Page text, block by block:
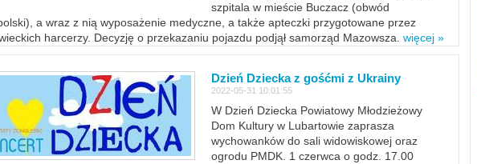
szpitala w mieście Buczacz (obwód
a wraz z nią wyposażenie medyczne, a także apteczki przygotowane przez
harcerzy. Decyzję o przekazaniu pojazdu podjął samorząd Mazowsza. więcej »
Dzień Dziecka z gośćmi z Ukrainy
2022-05-31 10:01:55
W Dzień Dziecka Powiatowy Młodzieżowy
Dom Kultury w Lubartowie zaprasza
wychowanków do sali widowiskowej oraz
ogrodu PMDK. 1 czerwca o godz. 17.00